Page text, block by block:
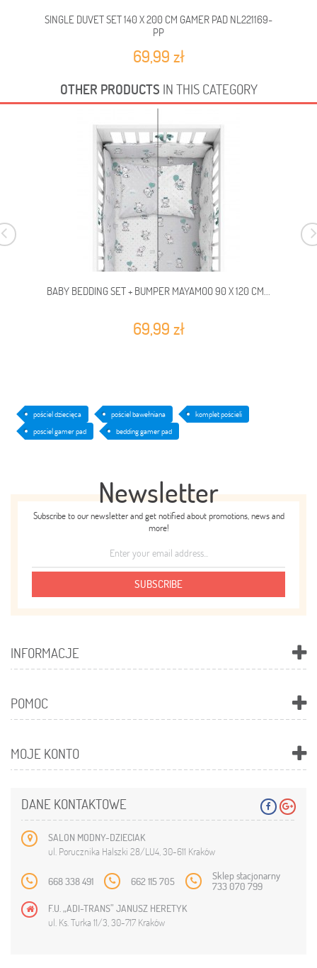
SINGLE DUVET SET 140 X 200 CM GAMER PAD NL221169-
PP
69,99 zł
OTHER PRODUCTS IN THIS CATEGORY
BABY BEDDING SET + BUMPER MAYAMOO 90 X 120 CM...
69,99 zł
pościel dziecięca pościel bawełniana
komplet pościeli
posciel gamer pad
bedding gamer pad
Newsletter
Subscribe to our newsletter and get notified about promotions, news and
more!
SUBSCRIBE
INFORMACJE
POMOC
MOJE KONTO
DANE KONTAKTOWE
SALON MODNY-DZIECIAK
ul. Porucznika Halszki 28/LU4, 30-611 Kraków
668 338 491 662 115 705 Sklep stacjonarny
733 070 799
F.U. „ADI-TRANS” JANUSZ HERETYK
ul. Ks. Turka 11/3, 30-717 Kraków